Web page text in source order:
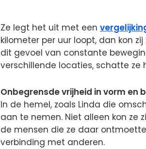
Ze legt het uit met een
kilometer per uur loopt, dan kon
dit gevoel van constante
verschillende locaties, schatte ze
Onbegrensde vrijheid in vorm en
In de hemel, zoals Linda die
aan te nemen. Niet alleen kon ze
de mensen die ze daar
verbinding met anderen.